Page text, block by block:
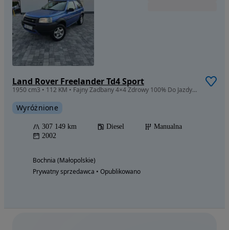
Land Rover Freelander Td4 Sport
1950 cm3 • 112 KM • Fajny Zadbany 4×4 Zdrowy 100% Do Jazdy Polecam Roczne Opłaty
Wyróżnione
307 149 km Diesel
Manualna
2002
Bochnia (Małopolskie)
Prywatny sprzedawca • Opublikowano